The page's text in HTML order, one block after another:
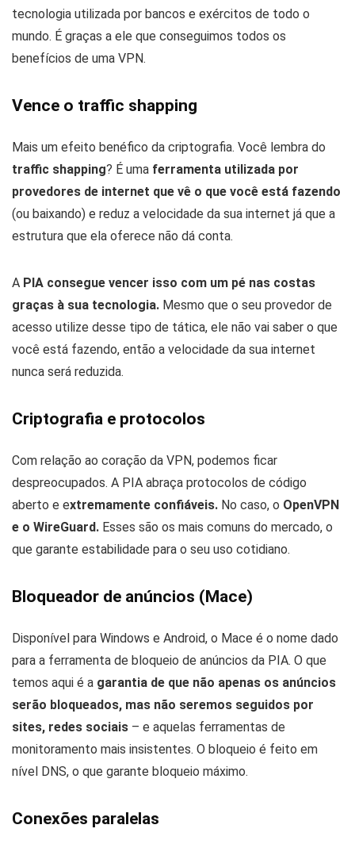
tecnologia utilizada por bancos e exércitos de todo o
mundo. É graças a ele que conseguimos todos os
benefícios de uma VPN.
Vence o traffic shapping
Mais um efeito benéfico da criptografia. Você lembra do
traffic shapping? É uma ferramenta utilizada por
provedores de internet que vê o que você está fazendo
(ou baixando) e reduz a velocidade da sua internet já que a
estrutura que ela oferece não dá conta.
A PIA consegue vencer isso com um pé nas costas
graças à sua tecnologia. Mesmo que o seu provedor de
acesso utilize desse tipo de tática, ele não vai saber o que
você está fazendo, então a velocidade da sua internet
nunca será reduzida.
Criptografia e protocolos
Com relação ao coração da VPN, podemos ficar
despreocupados. A PIA abraça protocolos de código
aberto e extremamente confiáveis. No caso, o OpenVPN
e o WireGuard. Esses são os mais comuns do mercado, o
que garante estabilidade para o seu uso cotidiano.
Bloqueador de anúncios (Mace)
Disponível para Windows e Android, o Mace é o nome dado
para a ferramenta de bloqueio de anúncios da PIA. O que
temos aqui é a garantia de que não apenas os anúncios
serão bloqueados, mas não seremos seguidos por
sites, redes sociais – e aquelas ferramentas de
monitoramento mais insistentes. O bloqueio é feito em
nível DNS, o que garante bloqueio máximo.
Conexões paralelas